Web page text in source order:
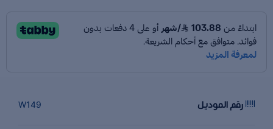
رقم الموديل W149